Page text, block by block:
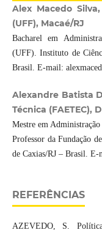
Alex Macedo
(UFF), Macaé/RJ
Bacharel em
(UFF). Instituto de
Brasil. E-mail:
Alexandre Batista
Técnica (FAETEC),
Mestre em
Professor da Fundação
de Caxias/RJ – Brasil.
REFERÊNCIAS
AZEVEDO, S.